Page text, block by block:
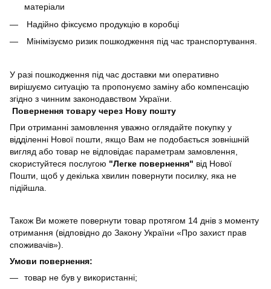
матеріали
Надійно фіксуємо продукцію в коробці
Мінімізуємо ризик пошкодження під час транспортування.
У разі пошкодження під час доставки ми оперативно
вирішуємо ситуацію та пропонуємо заміну або компенсацію
згідно з чинним законодавством України.
Повернення товару через Нову пошту
При отриманні замовлення уважно оглядайте покупку у
відділенні Нової пошти, якщо Вам не подобається зовнішній
вигляд або товар не відповідає параметрам замовлення,
скористуйтеся послугою "Легке повернення" від Нової
Пошти, щоб у декілька хвилин повернути посилку, яка не
підійшла.
Також Ви можете повернути товар протягом 14 днів з моменту
отримання (відповідно до Закону України «Про захист прав
споживачів»).
Умови повернення:
товар не був у використанні;